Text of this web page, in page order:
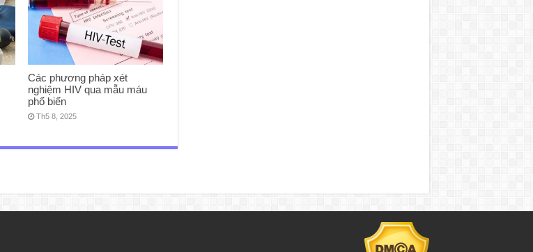
Các phương pháp xét
nghiệm HIV qua mẫu máu
phổ biến
Th5 8, 2025